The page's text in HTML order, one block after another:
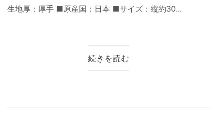
生地厚：厚手 ■原産国：日本 ■サイズ：縦約30...
続きを読む